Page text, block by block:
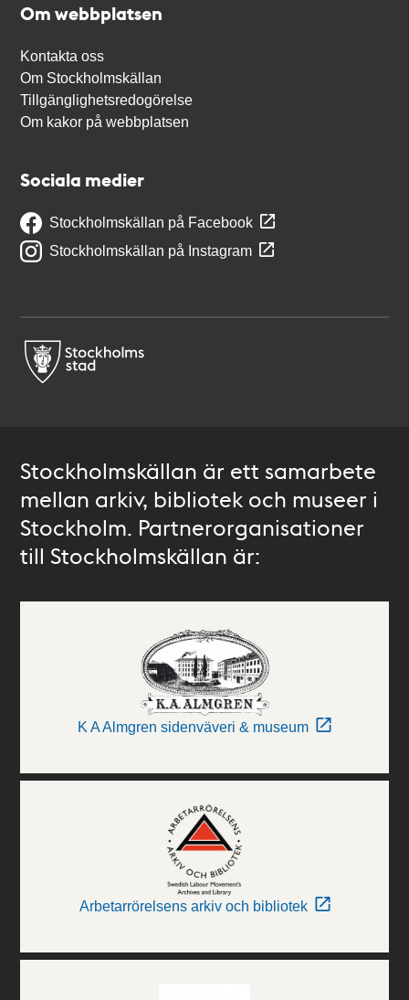
Om webbplatsen
Kontakta oss
Om Stockholmskällan
Tillgänglighetsredogörelse
Om kakor på webbplatsen
Sociala medier
Stockholmskällan på Facebook
Stockholmskällan på Instagram
Stockholmskällan är ett samarbete
mellan arkiv, bibliotek och museer i
Stockholm. Partnerorganisationer
till Stockholmskällan är:
K A Almgren sidenväveri & museum
Arbetarrörelsens arkiv och bibliotek